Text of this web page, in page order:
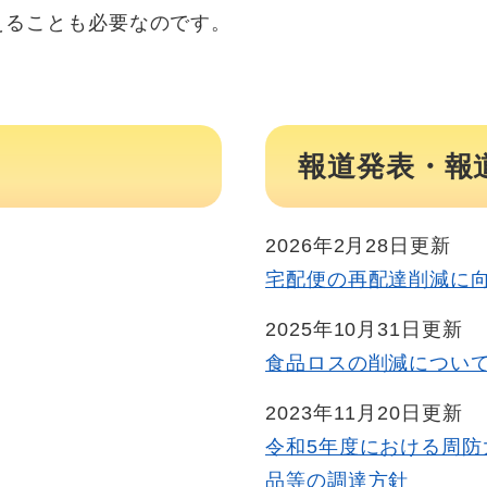
ことも必要なのです。
報道発表・報
2026年2月28日更新
宅配便の再配達削減に
2025年10月31日更新
食品ロスの削減につい
2023年11月20日更新
令和5年度における周
品等の調達方針